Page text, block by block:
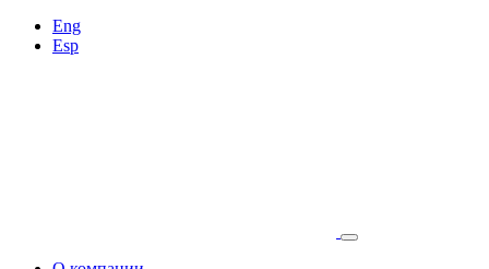
Eng
Esp